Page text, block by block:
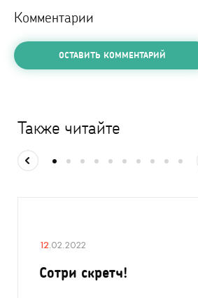
Комментарии
ОСТАВИТЬ КОММЕНТАРИЙ
Также читайте
12.02.2022
Сотри скретч!